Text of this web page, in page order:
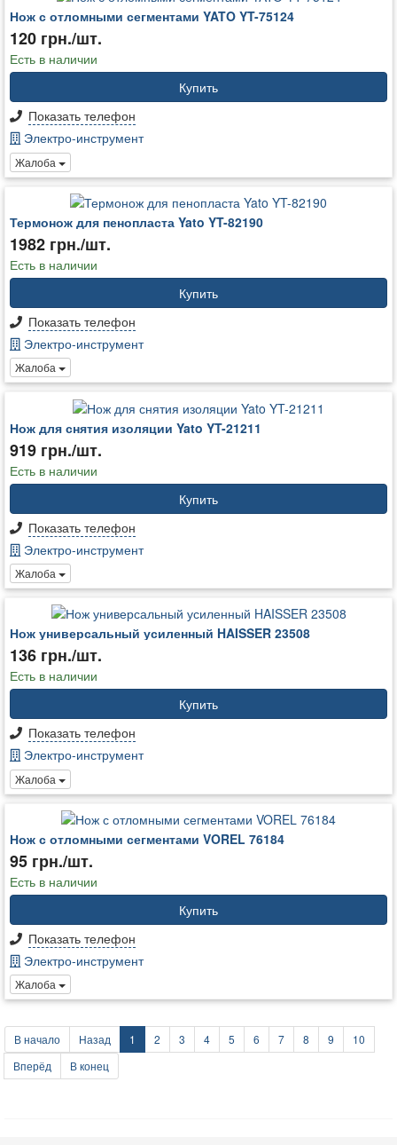
Нож с отломными сегментами YATO YT-75124
120 грн./шт.
Есть в наличии
Купить
Показать телефон
Электро-инструмент
Жалоба
Термонож для пенопласта Yato YT-82190
1982 грн./шт.
Есть в наличии
Купить
Показать телефон
Электро-инструмент
Жалоба
Нож для снятия изоляции Yato YT-21211
919 грн./шт.
Есть в наличии
Купить
Показать телефон
Электро-инструмент
Жалоба
Нож универсальный усиленный HAISSER 23508
136 грн./шт.
Есть в наличии
Купить
Показать телефон
Электро-инструмент
Жалоба
Нож с отломными сегментами VOREL 76184
95 грн./шт.
Есть в наличии
Купить
Показать телефон
Электро-инструмент
Жалоба
В начало Назад 1 2 3 4 5 6 7 8 9
10
Вперёд
В конец